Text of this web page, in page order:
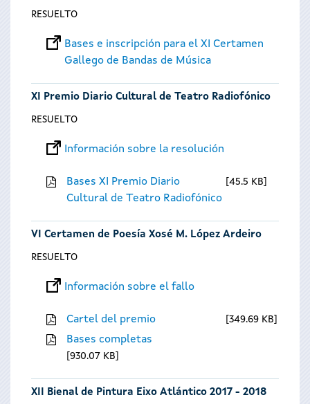
RESUELTO
Bases e inscripción para el XI Certamen
Gallego de Bandas de Música
XI Premio Diario Cultural de Teatro Radiofónico
RESUELTO
Información sobre la resolución
Bases XI Premio Diario
Cultural de Teatro Radiofónico
45.5 KB
VI Certamen de Poesía Xosé M. López Ardeiro
RESUELTO
Información sobre el fallo
Cartel del premio 349.69 KB
Bases completas
930.07 KB
XII Bienal de Pintura Eixo Atlántico 2017 - 2018